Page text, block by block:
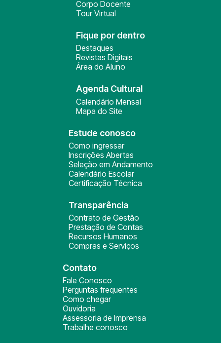
Corpo Docente
Tour Virtual
Fique por dentro
Destaques
Revistas Digitais
Área do Aluno
Agenda Cultural
Calendário Mensal
Mapa do Site
Estude conosco
Como ingressar
Inscrições Abertas
Seleção em Andamento
Calendário Escolar
Certificação Técnica
Transparência
Contrato de Gestão
Prestação de Contas
Recursos Humanos
Compras e Serviços
Contato
Fale Conosco
Perguntas frequentes
Como chegar
Ouvidoria
Assessoria de Imprensa
Trabalhe conosco